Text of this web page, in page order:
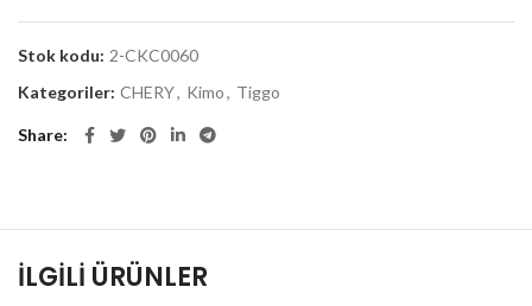
Stok kodu: 2-CKC0060
Kategoriler: CHERY, Kimo, Tiggo
Share
İLGILI ÜRÜNLER